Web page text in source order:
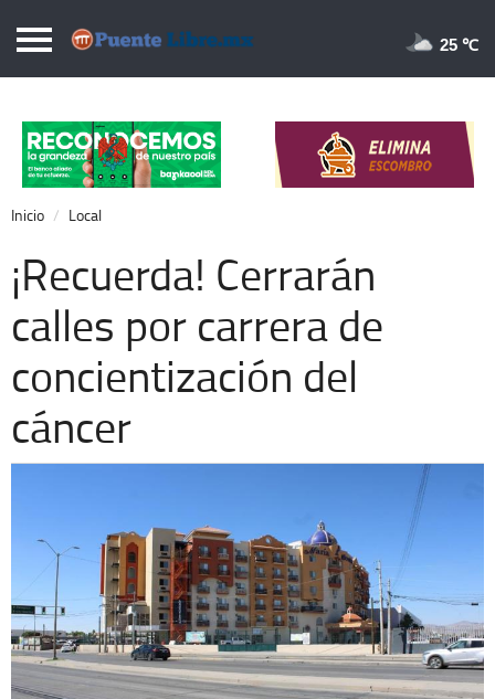
Puentelibre.mx
Local
Nacional
Opinión
Cronos
Economía
Espectáculos
Extra +
25 ℃
Inicio Local
¡Recuerda! Cerrarán
calles por carrera de
concientización del
cáncer